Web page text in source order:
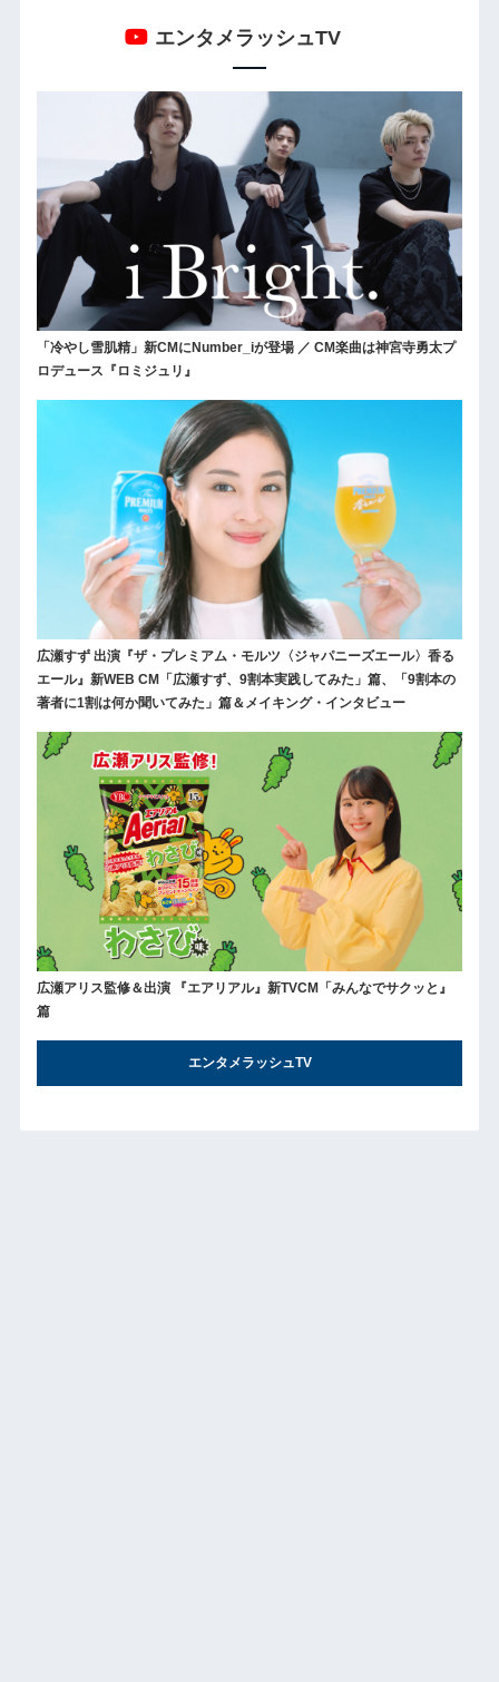
エンタメラッシュTV
「冷やし雪肌精」新CMにNumber_iが登場 ／ CM楽曲は神宮寺勇太プ
ロデュース『ロミジュリ』
広瀬すず 出演『ザ・プレミアム・モルツ〈ジャパニーズエール〉香る
エール』新WEB CM「広瀬すず、9割本実践してみた」篇、「9割本の
著者に1割は何か聞いてみた」篇＆メイキング・インタビュー
広瀬アリス監修＆出演 『エアリアル』新TVCM「みんなでサクッと』
篇
エンタメラッシュTV